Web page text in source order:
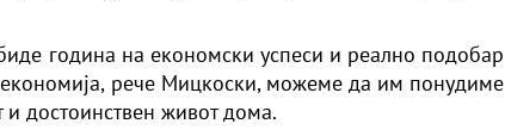
година на економски успеси и реално подобар
рече Мицкоски, можеме да им понудиме
и достоинствен живот дома.